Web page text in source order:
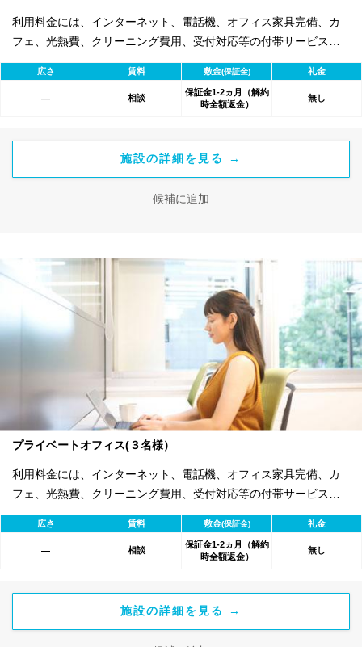
利用料金には、インターネット、電話機、オフィス家具完備、カ
フェ、光熱費、クリーニング費用、受付対応等の付帯サービスす
べて含まれ、追加料金不要です。 また適宜キャンペーン、契約期
間による割引特典あります。
広さ 賃料 敷金(保証金) 礼金
― 相談
保証金1-2ヵ月（解約
時全額返金）
無し
施設の詳細を見る →
候補に追加
プライベートオフィス(３名様）
利用料金には、インターネット、電話機、オフィス家具完備、カ
フェ、光熱費、クリーニング費用、受付対応等の付帯サービスす
べて含まれ、追加料金不要です。 また適宜キャンペーン、契約期
間による割引特典あります。
広さ 賃料 敷金(保証金) 礼金
― 相談
保証金1-2ヵ月（解約
時全額返金）
無し
施設の詳細を見る →